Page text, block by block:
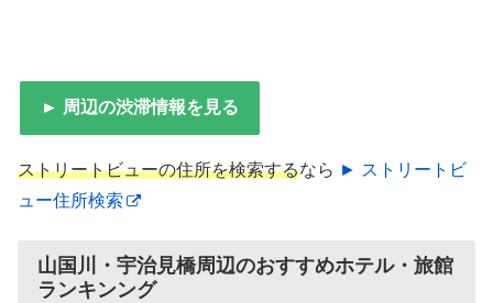
► 周辺の渋滞情報を見る
ストリートビューの住所を検索するなら ► ストリートビ
ュー住所検索
山国川・宇治見橋周辺のおすすめホテル・旅館
ランキンング